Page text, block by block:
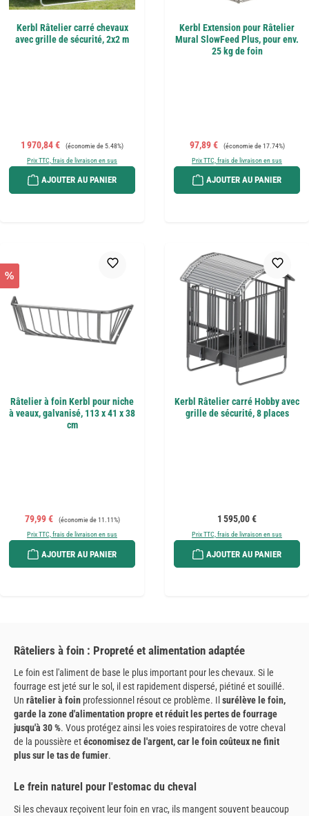
Kerbl Râtelier carré chevaux
avec grille de sécurité, 2x2 m
Prix de vente :
1 970,84 € Prix régulier :
(économie de 5.48%)
Prix TTC, frais de livraison en sus
AJOUTER AU PANIER
Kerbl Extension pour Râtelier
Mural SlowFeed Plus, pour env.
25 kg de foin
Prix de vente :
97,89 € Prix régulier :
(économie de 17.74%)
Prix TTC, frais de livraison en sus
AJOUTER AU PANIER
%
Râtelier à foin Kerbl pour niche
à veaux, galvanisé, 113 x 41 x 38
cm
Prix de vente :
79,99 € Prix régulier :
(économie de 11.11%)
Prix TTC, frais de livraison en sus
AJOUTER AU PANIER
Kerbl Râtelier carré Hobby avec
grille de sécurité, 8 places
Prix régulier :
1 595,00 €
Prix TTC, frais de livraison en sus
AJOUTER AU PANIER
Râteliers à foin : Propreté et alimentation adaptée
Le foin est l'aliment de base le plus important pour les chevaux. Si le
fourrage est jeté sur le sol, il est rapidement dispersé, piétiné et souillé.
Un râtelier à foin professionnel résout ce problème. Il surélève le foin,
garde la zone d'alimentation propre et réduit les pertes de fourrage
jusqu'à 30 %. Vous protégez ainsi les voies respiratoires de votre cheval
de la poussière etéconomisez de l'argent, car le foin coûteux ne finit
plus sur le tas de fumier.
Le frein naturel pour l'estomac du cheval
Si les chevaux reçoivent leur foin en vrac, ils mangent souvent beaucoup